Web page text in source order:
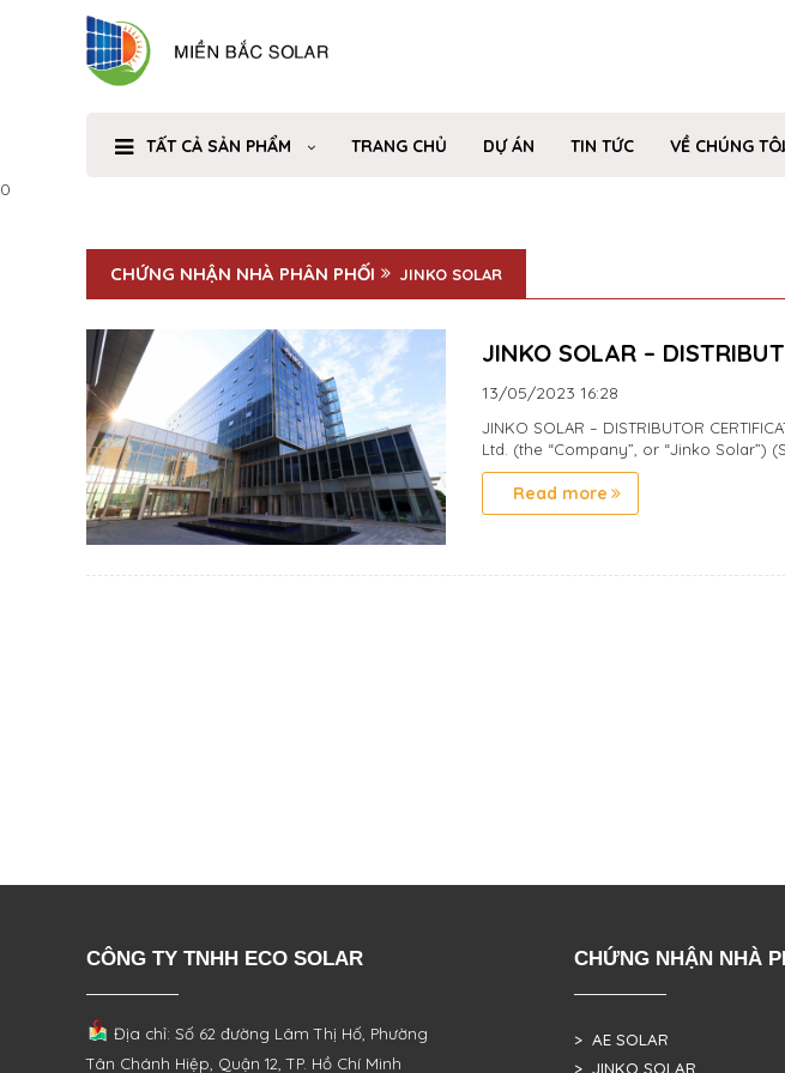
TẤT CẢ SẢN PHẨM TRANG CHỦ DỰ ÁN TIN TỨC VỀ CHÚNG TÔI
0
CHỨNG NHẬN NHÀ PHÂN PHỐI JINKO SOLAR
JINKO SOLAR –
13/05/2023 16:28
JINKO SOLAR – DISTRIBUTOR
Ltd. (the “Company”, or “Jinko Solar”)
Read more
CÔNG TY TNHH ECO SOLAR
Địa chỉ: Số 62 đường Lâm Thị Hố, Phường
Tân Chánh Hiệp, Quận 12, TP. Hồ Chí Minh
CHỨNG NHẬN NHÀ
> AE SOLAR
> JINKO SOLAR